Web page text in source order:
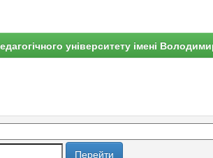
університету імені